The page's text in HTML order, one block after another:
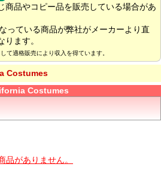
商品やコピー品を販売している場合があ
っている商品が弊社がメーカーより直
ます。
て適格販売により収入を得ています。
Costumes
Costumes
品がありません。